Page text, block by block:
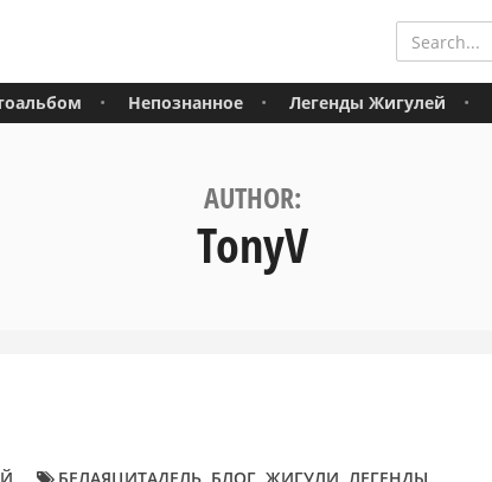
Непознанное Легенды Жигулей
AUTHOR:
TonyV